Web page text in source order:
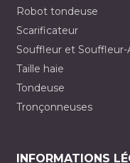
Robot tondeuse
Scarificateur
Souffleur et Souffleur-
Taille haie
Tondeuse
Tronçonneuses
INFORMATIONS